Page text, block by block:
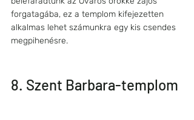
forgatagába, ez a templom kifejezetten
alkalmas lehet számunkra egy kis csendes
megpihenésre.
8. Szent Barbara-templom